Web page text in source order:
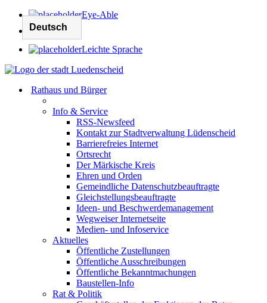
Eye-Able
Leichte Sprache
Rathaus und Bürger
Info & Service
RSS-Newsfeed
Kontakt zur Stadtverwaltung Lüdenscheid
Barrierefreies Internet
Ortsrecht
Der Märkische Kreis
Ehren und Orden
Gemeindliche Datenschutzbeauftragte
Gleichstellungsbeauftragte
Ideen- und Beschwerdemanagement
Wegweiser Internetseite
Medien- und Infoservice
Aktuelles
Öffentliche Zustellungen
Öffentliche Ausschreibungen
Öffentliche Bekanntmachungen
Baustellen-Info
Rat & Politik